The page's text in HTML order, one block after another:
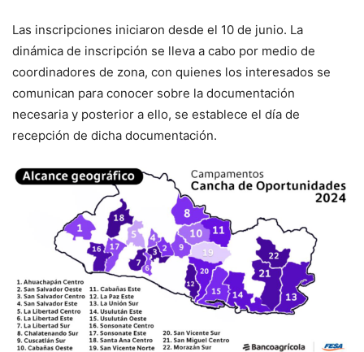
Las inscripciones iniciaron desde el 10 de junio. La
dinámica de inscripción se lleva a cabo por medio de
coordinadores de zona, con quienes los interesados se
comunican para conocer sobre la documentación
necesaria y posterior a ello, se establece el día de
recepción de dicha documentación.